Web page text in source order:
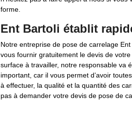
forme.
Ent Bartoli établit
Notre entreprise de pose de carrelage
vous fournir gratuitement le devis de
surface à travailler, notre responsable va
important, car il vous permet d’avoir
à effectuer, la qualité et la quantité des
pas à demander votre devis de pose de